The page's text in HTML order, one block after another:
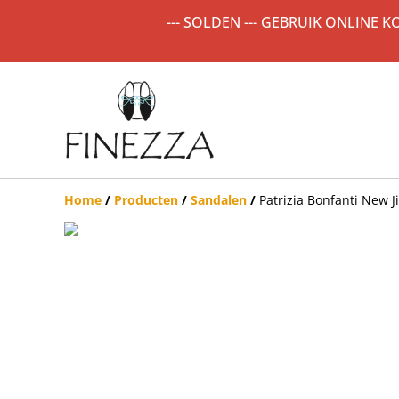
--- SOLDEN --- GEBRUIK ONLINE
Home / Producten / Sandalen / Patrizia Bonfanti New